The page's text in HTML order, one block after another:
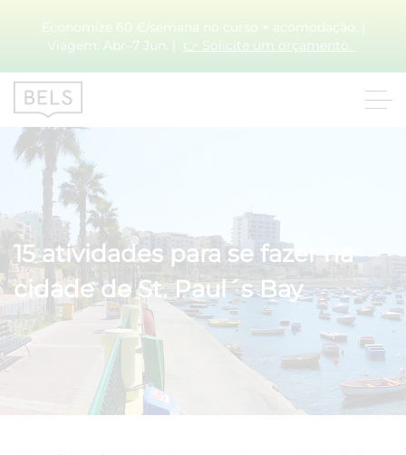
Economize 60 €/semana no curso + acomodação. |
Viagem: Abr–7 Jun. | 👉 Solicite um orçamento.
15 atividades para se fazer na
cidade de St. Paul´s Bay